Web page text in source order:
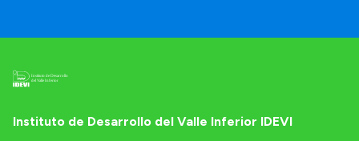
Instituto de Desarrollo del Valle Inferior IDEVI